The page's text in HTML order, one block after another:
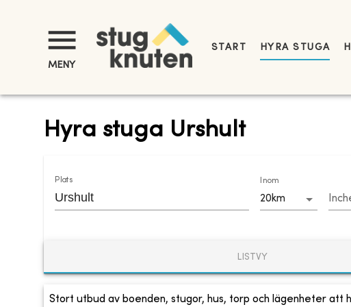
MENY
START HYRA STUGA
Hyra stuga Urshult
Plats Inom
20km
LISTVY
Stort utbud av boenden, stugor, hus, torp och lägenheter